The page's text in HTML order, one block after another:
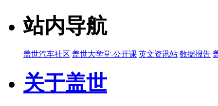
00:20
CES 2025 | 未来三到五年，极氪将聚焦把AI在汽
2025-01-09 14:33
01:52
CES 2025 | 从品牌到产品，极氪和领克都有清晰的
站内导航
盖世汽车社区 盖世大学堂-公开课 英文资讯站 数据报告
关于盖世